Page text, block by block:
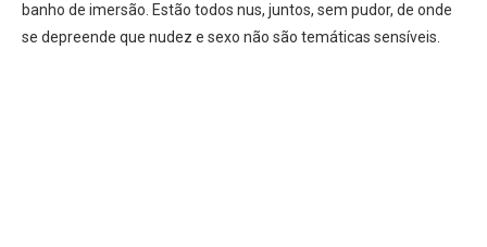
banho de imersão. Estão todos nus, juntos, sem pudor, de onde
se depreende que nudez e sexo não são temáticas sensíveis.